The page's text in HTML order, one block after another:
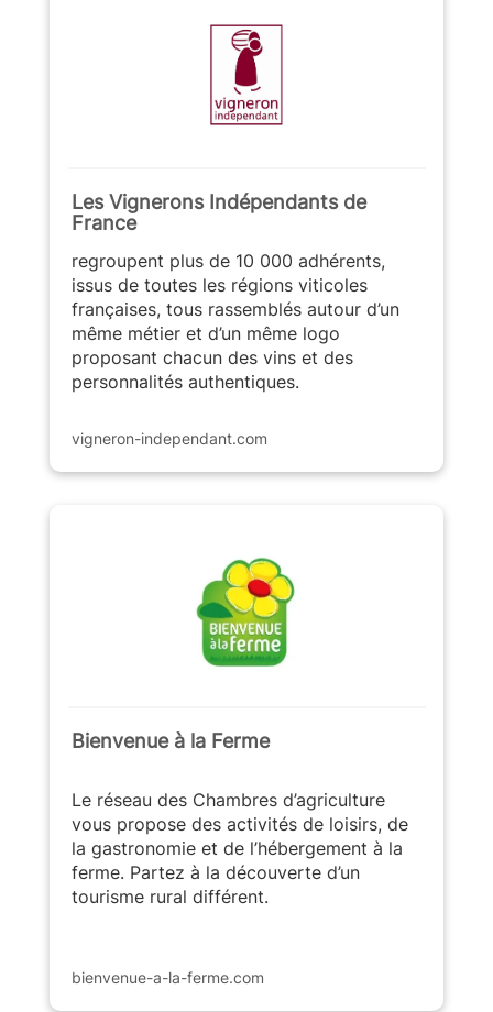
vigneron-independant.com
Les Vignerons Indépendants de
France
regroupent plus de 10 000 adhérents,
issus de toutes les régions viticoles
françaises, tous rassemblés autour d’un
même métier et d’un même logo
proposant chacun des vins et des
personnalités authentiques.
bienvenue-a-la-ferme.com
Bienvenue à la Ferme
Le réseau des Chambres d’agriculture
vous propose des activités de loisirs, de
la gastronomie et de l’hébergement à la
ferme. Partez à la découverte d’un
tourisme rural différent.